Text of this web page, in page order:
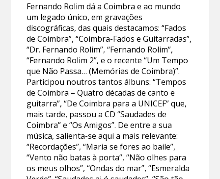
Fernando Rolim dá a Coimbra e ao mundo
um legado único, em gravações
discográficas, das quais destacamos: “Fados
de Coimbra”, “Coimbra-Fados e Guitarradas”,
“Dr. Fernando Rolim”, “Fernando Rolim”,
“Fernando Rolim 2”, e o recente “Um Tempo
que Não Passa… (Memórias de Coimbra)”.
Participou noutros tantos álbuns: “Tempos
de Coimbra – Quatro décadas de canto e
guitarra”, “De Coimbra para a UNICEF” que,
mais tarde, passou a CD “Saudades de
Coimbra” e “Os Amigos”. De entre a sua
música, salienta-se aqui a mais relevante:
“Recordações”, “Maria se fores ao baile”,
“Vento não batas à porta”, “Não olhes para
os meus olhos”, “Ondas do mar”, “Esmeralda